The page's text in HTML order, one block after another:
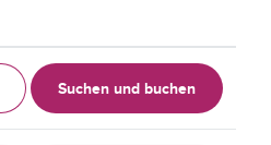
Suchen und buchen